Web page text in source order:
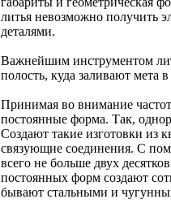
литья невозможно получить
деталями.
Важнейшим инструментом
полость, куда заливают мета
Принимая во внимание
постоянные форма. Так,
Создают такие изготовки из
связующие соединения. С
всего не больше двух
постоянных форм создают
бывают стальными и